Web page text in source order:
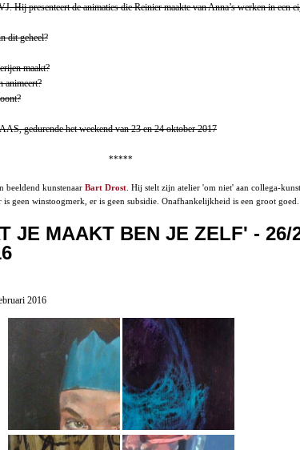
Hij presenteert de animaties die Reinier maakte van Anna’s werken in een
dit geheel?
maakt?
animeert?
gedurende het weekend van 23 en 24 oktober 2017
*****
beeldend kunstenaarBart Drost. Hij stelt zijn atelier 'om niet' aan collega-
geen winstoogmerk, er is geen subsidie. Onafhankelijkheid is een groot goed.
JE MAAKT BEN JE ZELF' - 26/
2016